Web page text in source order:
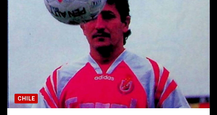
CHILE